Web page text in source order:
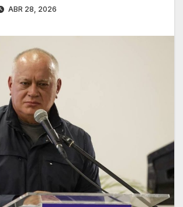
ABR 28, 2026